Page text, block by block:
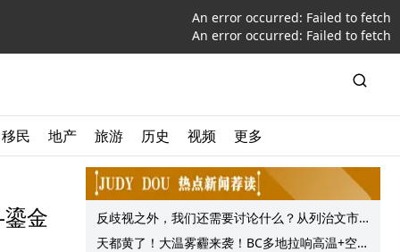
An error occurred: Failed to fetch
An error occurred: Failed to fetch
移民 地产 旅游 历史 视频 更多
金
反歧视之外，我们还需要讨论什么？从列治文市
议会一项动议谈起
天都黄了！大温雾霾来袭！BC多地拉响高温+空气